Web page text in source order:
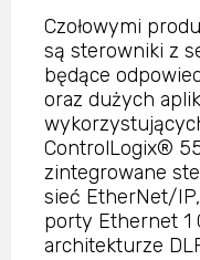
Czołowymi
są sterowniki z
będące
oraz dużych
ControlLogix®
zintegrowane
sieć EtherNet/
porty Ethernet 1
architekturze